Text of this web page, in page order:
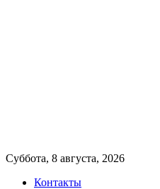
Суббота, 8 августа, 2026
Контакты